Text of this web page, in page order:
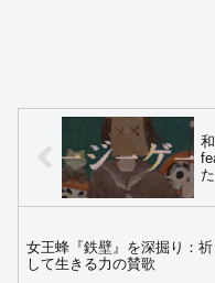
女王蜂『鉄壁』を深掘り：
して生きる力の賛歌